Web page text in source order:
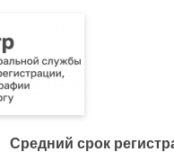
Средний срок